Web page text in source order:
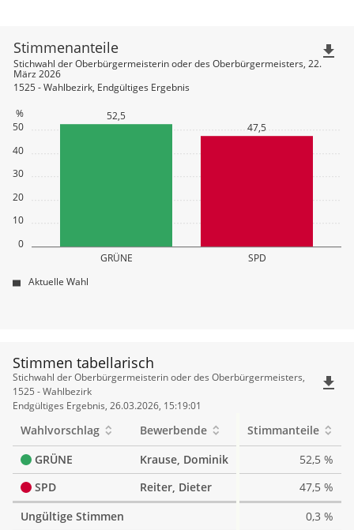
0
10
20
30
40
50
%
GRÜNE SPD
52,5
47,5
Stimmenanteile
Stichwahl der Oberbürgermeisterin oder des Oberbürgermeisters, 22.
März 2026
1525 - Wahlbezirk, Endgültiges Ergebnis
Aktuelle Wahl
file_download
Stimmen tabellarisch
Stimmen
tabellarisch
Stichwahl der Oberbürgermeisterin oder des Oberbürgermeisters,
1525 - Wahlbezirk
Endgültiges Ergebnis, 26.03.2026, 15:19:01
file_download
Wahlvorschlag Bewerbende
Stimmanteile
GRÜNE
Krause, Dominik
52,5 %
SPD
Reiter, Dieter
47,5 %
Ungültige Stimmen
0,3 %